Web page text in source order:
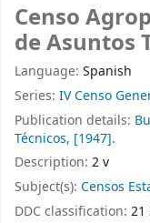
Censo
de Asuntos
Language: Spanish
Series: IV Censo
Publication details:
Técnicos, [1947].
Description: 2 v
Subject(s): Censos
DDC classification: 21